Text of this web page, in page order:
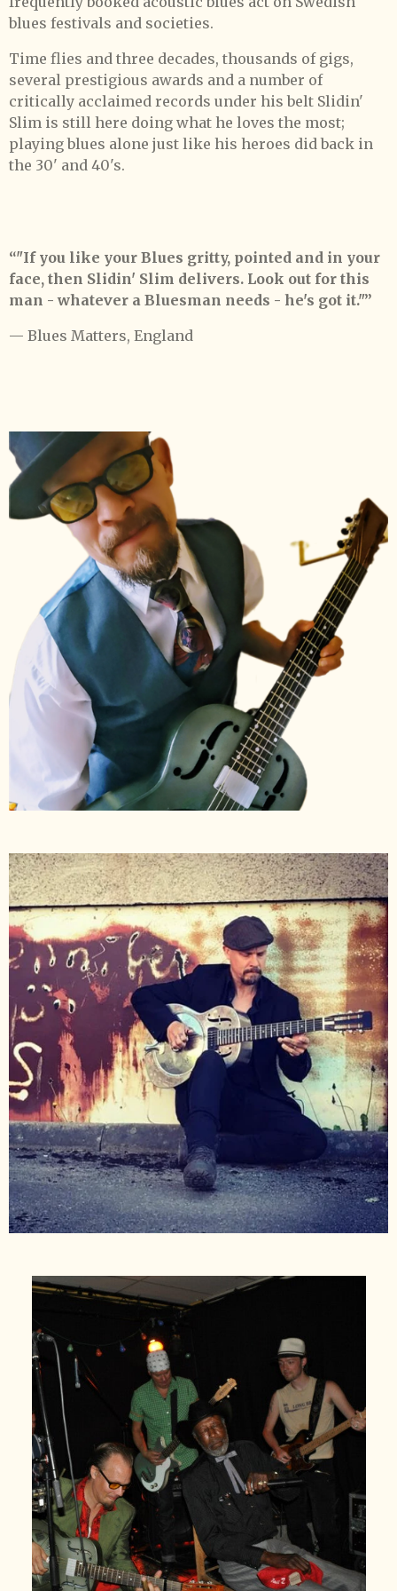
blues festivals and societies.
Time flies and three decades, thousands of gigs,
several prestigious awards and a number of
critically acclaimed records under his belt Slidin'
Slim is still here doing what he loves the most;
playing blues alone just like his heroes did back in
the 30' and 40's.
“"If you like your Blues gritty, pointed and in your
face, then Slidin' Slim delivers. Look out for this
man - whatever a Bluesman needs - he's got it."”
— Blues Matters, England